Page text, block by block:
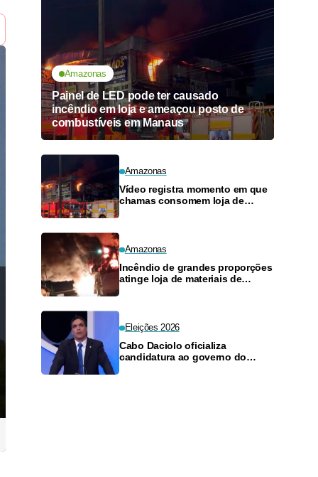
Amazonas
Painel de LED pode ter causado
incêndio em loja e ameaçou posto de
combustíveis em Manaus
Amazonas
Vídeo registra momento em que
chamas consomem loja de
Amazonas
Incêndio de grandes proporções
atinge loja de materiais de
Eleições 2026
Cabo Daciolo oficializa
candidatura ao governo do